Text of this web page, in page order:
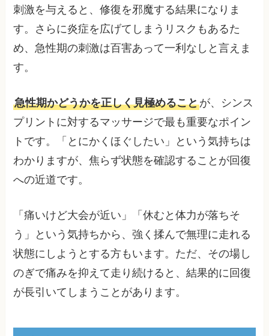
刺激を与えると、修復を邪魔する結果になりま
す。さらに炎症を広げてしまうリスクもあるた
め、急性期の刺激は百害あって一利なしと言えま
す。
急性期かどうかを正しく見極めることが、シンス
プリントに対するマッサージで最も重要なポイン
トです。「とにかくほぐしたい」という気持ちは
わかりますが、焦らず状態を確認することが回復
への近道です。
「痛いけど大会が近い」「休むと体力が落ちそ
う」という気持ちから、強く揉んで無理に走れる
状態にしようとする方もいます。ただ、その場し
のぎで痛みを抑えて走り続けると、結果的に回復
が長引いてしまうことがあります。